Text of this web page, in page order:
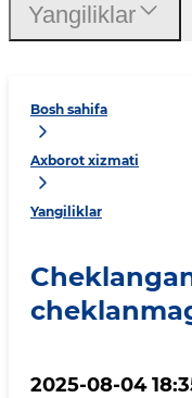
Bosh sahifa
Axborot xizmati
Yangiliklar
2025-08-04
Yangiliklar